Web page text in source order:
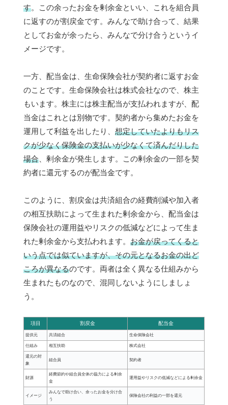
す。この余ったお金を剰余金といい、これを組合員
に返すのが割戻金です。みんなで助け合って、結果
としてお金が余ったら、みんなで分け合うというイ
メージです。
一方、配当金は、生命保険会社が契約者に返すお金
のことです。生命保険会社は株式会社なので、株主
もいます。株主には株主配当が支払われますが、配
当金はこれとは別物です。契約者から集めたお金を
運用して利益を出したり、 想定していたよりもリス
クが少なく保険金の支払いが少なくて済んだりした
場合 、剰余金が発生します。この剰余金の一部を契
約者に還元するのが配当金です。
このように、割戻金は共済組合の経費削減や加入者
の相互扶助によって生まれた剰余金から、配当金は
保険会社の運用益やリスクの低減などによって生ま
れた剰余金から支払われます。 お金が戻ってくると
いう点では似ていますが、その元となるお金の出ど
ころが異なるのです。両者は全く異なる仕組みから
生まれたものなので、混同しないようにしましょ
う。
項目 割戻金 配当金
提供元 共済組合 生命保険会社
仕組み 相互扶助 株式会社
還元の対
象
組合員 契約者
財源
経費節約や組合員全体の協力による剰余
金
運用益やリスクの低減などによる剰余金
イメージ
みんなで助け合い、余ったお金を分け合
う
保険会社の利益の一部を還元